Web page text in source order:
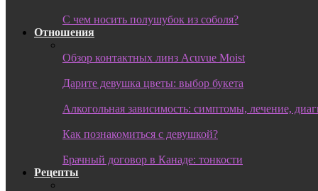
С чем носить полушубок из соболя?
Отношения
Обзор контактных линз Acuvue Moist
Дарите девушка цветы: выбор букета
Алкогольная зависимость: симптомы, лечение,
Как познакомиться с девушкой?
Брачный договор в Канаде: тонкости
Рецепты